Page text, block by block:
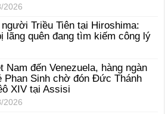
2026
Triều Tiên tại Hiroshima:
lãng quên đang tìm kiếm công lý
Nam đến Venezuela, hàng ngàn
Phan Sinh chờ đón Đức Thánh
XIV tại Assisi
2026